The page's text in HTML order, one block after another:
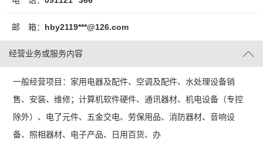
邮 箱： hby2119***@126.com
经营业务或服务内容
一般经营项目：家用电器及配件、空调及配件、水处理设备销
售、安装、维修；计算机软件硬件、通讯器材、机电设备（专控
除外）、电了元件、五金交电、劳保用品、消防器材、音响设
备、照相器材、电子产品、日用百货、办